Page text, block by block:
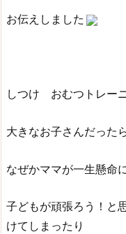
お伝えしました
しつけ おむつトレー
大きなお子さんだっ
なぜかママが一生懸命
子どもが頑張ろう！と
けてしまったり